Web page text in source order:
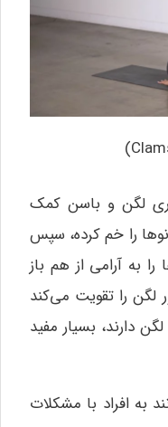
لگن و باسن کمک
را خم کرده، سپس
را به آرامی از هم باز
لگن را تقویت می‌کند
دارند، بسیار مفید
به افراد با مشکلات